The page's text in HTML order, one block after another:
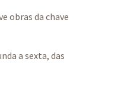
obras da chave
a sexta, das